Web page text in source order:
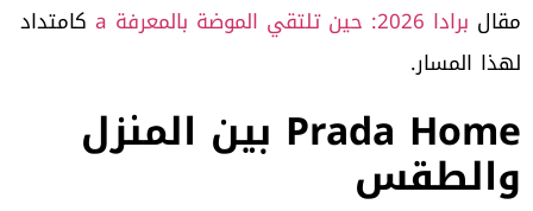
مقال برادا 2026: حين تلتقي الموضة بالمعرفة a
كامتداد
لهذا المسار.
Prada Home بين المنزل
والطقس